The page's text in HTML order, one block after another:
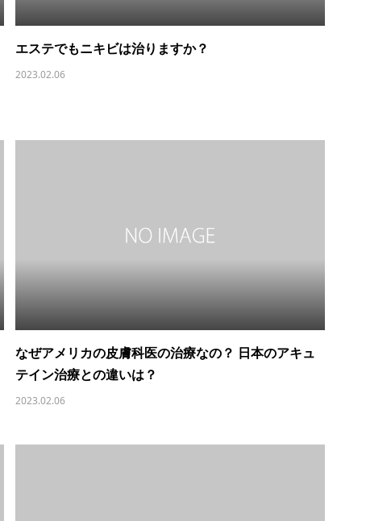
エステでもニキビは治りますか？
2023.02.06
なぜアメリカの皮膚科医の治療なの？ 日本のアキュ
テイン治療との違いは？
2023.02.06